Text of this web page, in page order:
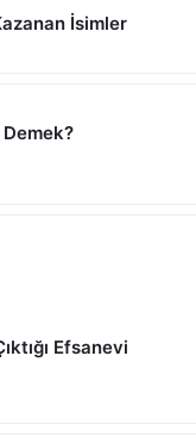
İsimler
Efsanevi